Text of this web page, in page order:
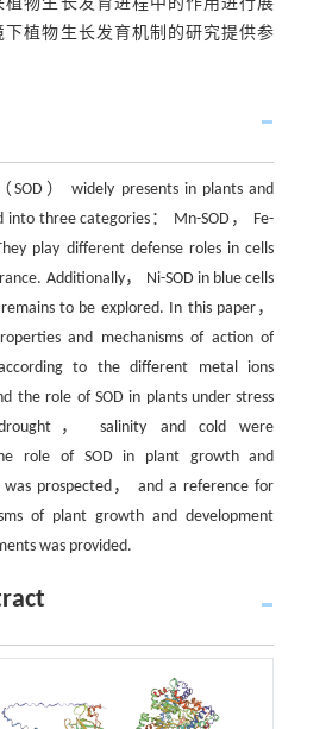
植物生长发育进程中的作用进行展
下植物生长发育机制的研究提供参
SOD） widely presents in plants and
into three categories： Mn-SOD， Fe-
play different defense roles in cells
Additionally， Ni-SOD in blue cells
to be explored. In this paper，
and mechanisms of action of
to the different metal ions
the role of SOD in plants under stress
， salinity and cold were
role of SOD in plant growth and
prospected， and a reference for
of plant growth and development
was provided.